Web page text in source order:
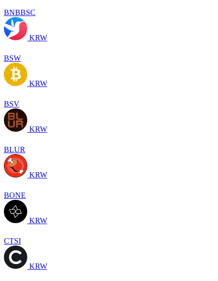
BNBBSC
KRW
BSW
KRW
BSV
KRW
BLUR
KRW
BONE
KRW
CTSI
KRW